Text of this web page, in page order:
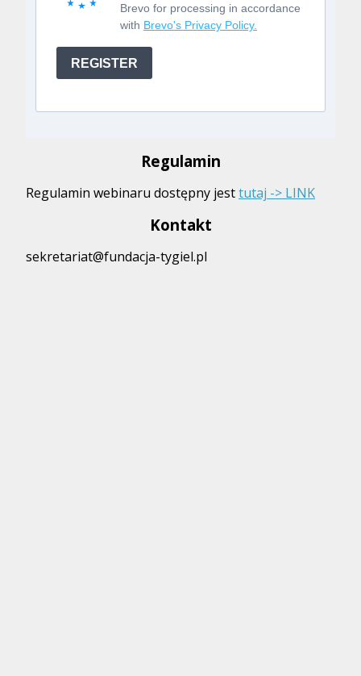
Brevo for processing in accordance
with Brevo's Privacy Policy.
REGISTER
Regulamin
Regulamin webinaru dostępny jesttutaj -> LINK
Kontakt
sekretariat@fundacja-tygiel.pl